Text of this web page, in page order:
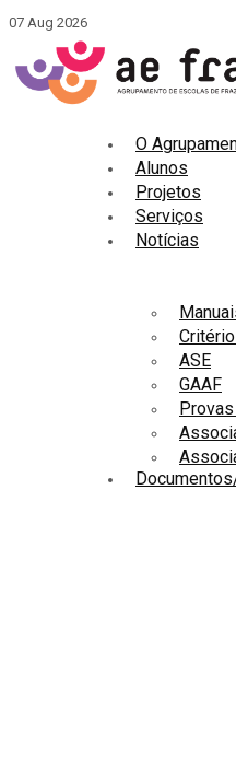
07 Aug 2026
O
Alunos
ASE
GAAF
Projetos
Serviços
Notícias